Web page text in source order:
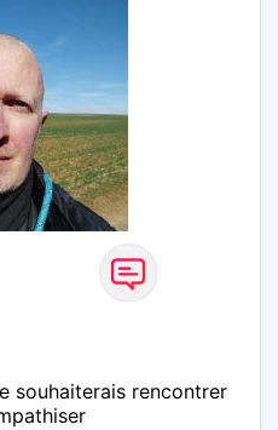
souhaiterais rencontrer